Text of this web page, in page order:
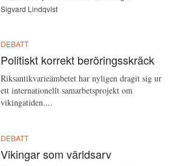
Sigvard Lindqvist
DEBATT
Politiskt korrekt beröringsskräck
Riksantikvarieämbetet har nyligen dragit sig ur
ett internationellt samarbetsprojekt om
vikingatiden....
DEBATT
Vikingar som världsarv